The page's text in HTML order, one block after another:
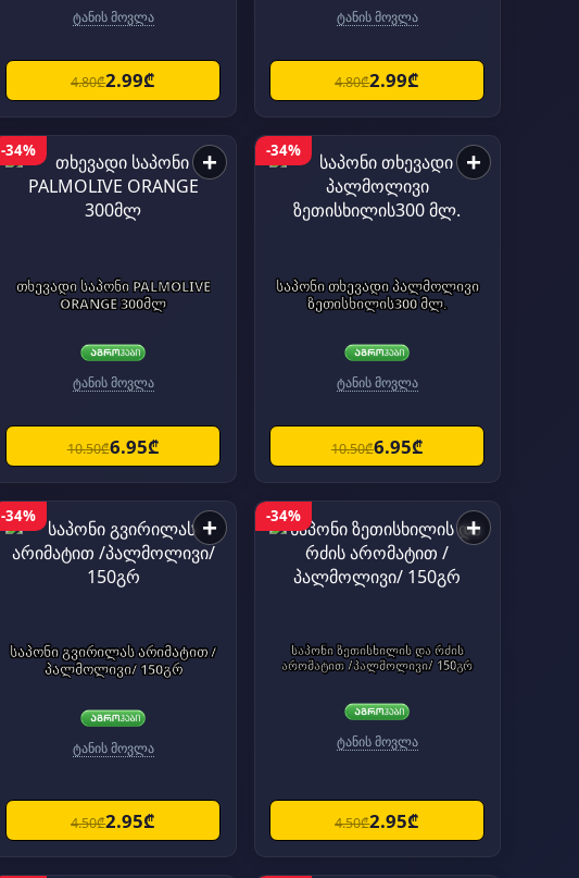
ტანის მოვლა
4.80₾2.99₾
ტანის მოვლა
4.80₾2.99₾
-34% +
თხევადი საპონი PALMOLIVE
ORANGE 300მლ
ტანის მოვლა
10.50₾6.95₾
-34% +
საპონი თხევადი პალმოლივი
ზეთისხილის300 მლ.
ტანის მოვლა
10.50₾6.95₾
-34% +
საპონი გვირილას არიმატით /
პალმოლივი/ 150გრ
ტანის მოვლა
4.50₾2.95₾
-34% +
საპონი ზეთისხილის და რძის
არომატით /პალმოლივი/ 150გრ
ტანის მოვლა
4.50₾2.95₾